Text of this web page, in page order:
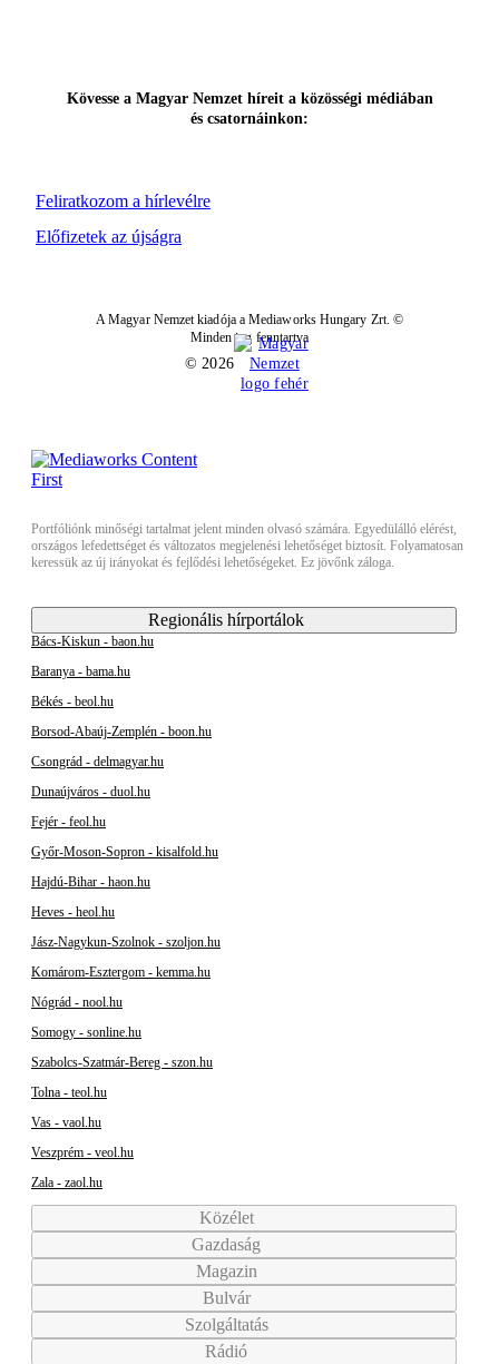
Feliratkozom a hírlevélre
Kövesse a Magyar Nemzet híreit a közösségi médiában
és csatornáinkon:
Előfizetek az újságra
A Magyar Nemzet kiadója a Mediaworks Hungary Zrt. ©
Minden jog fenntartva
© 2026
Portfóliónk minőségi tartalmat jelent minden olvasó számára. Egyedülálló elérést,
országos lefedettséget és változatos megjelenési lehetőséget biztosít. Folyamatosan
keressük az új irányokat és fejlődési lehetőségeket. Ez jövőnk záloga.
Regionális hírportálok
Bács-Kiskun - baon.hu
Baranya - bama.hu
Békés - beol.hu
Borsod-Abaúj-Zemplén - boon.hu
Csongrád - delmagyar.hu
Dunaújváros - duol.hu
Fejér - feol.hu
Győr-Moson-Sopron - kisalfold.hu
Hajdú-Bihar - haon.hu
Heves - heol.hu
Jász-Nagykun-Szolnok - szoljon.hu
Komárom-Esztergom - kemma.hu
Nógrád - nool.hu
Somogy - sonline.hu
Szabolcs-Szatmár-Bereg - szon.hu
Tolna - teol.hu
Vas - vaol.hu
Veszprém - veol.hu
Zala - zaol.hu
Közélet
Gazdaság
Magazin
Bulvár
Szolgáltatás
Rádió